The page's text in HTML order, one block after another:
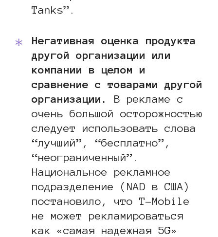
Tanks”.
Негативная оценка продукта
другой организации или
компании в целом и
сравнение с товарами другой
организации. В рекламе с
очень большой осторожностью
следует использовать слова
“лучший”, “бесплатно”,
“неограниченный”.
Национальное рекламное
подразделение (NAD в США)
постановило, что T-Mobile
не может рекламироваться
как «самая надежная 5G»